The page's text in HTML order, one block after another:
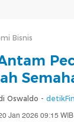
Bisnis
Oswaldo -
Jan 2026 09:15 WIB